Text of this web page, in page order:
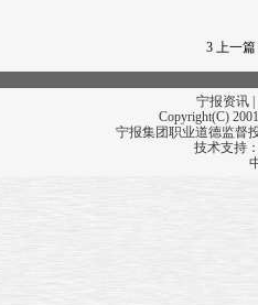
3 上一篇
宁报资讯
Copyright(C)
宁报集团职业道德监督
技术支持